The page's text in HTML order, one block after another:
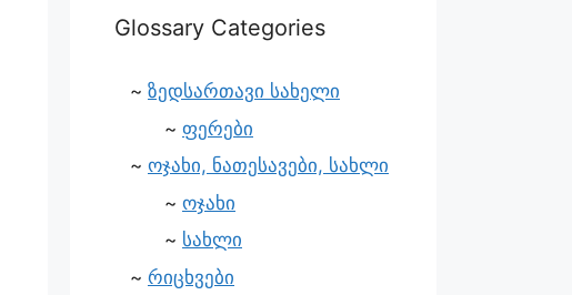
Glossary Categories
ზედსართავი სახელი
ფერები
ოჯახი, ნათესავები, სახლი
ოჯახი
სახლი
რიცხვები